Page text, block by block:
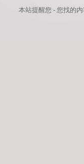
本站提醒您 - 您找的